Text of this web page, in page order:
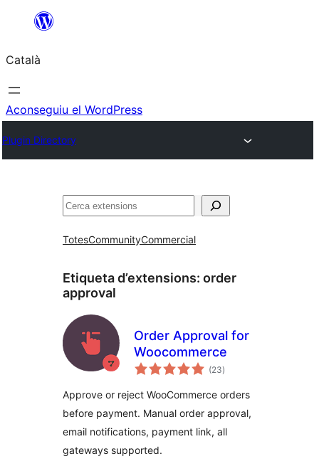
contingut
Català
Aconseguiu el WordPress
Plugin Directory
Cerca
TotesCommunityCommercial
Etiqueta d’extensions: order
approval
Order Approval for
Woocommerce
(23puntuacions
totals
)
Approve or reject WooCommerce orders
before payment. Manual order approval,
email notifications, payment link, all
gateways supported.